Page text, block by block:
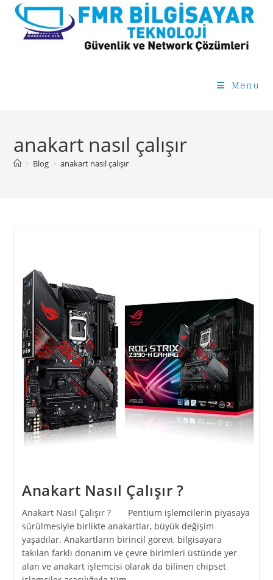
Skip
content
Menu
anakart nasıl çalışır
> Blog > anakart nasıl çalışır
Anakart Nasıl Çalışır ?
Anakart Nasıl Çalışır ? Pentium işlemcilerin piyasaya
sürülmesiyle birlikte anakartlar, büyük değişim
yaşadılar. Anakartların birincil görevi, bilgisayara
takılan farklı donanım ve çevre birimleri üstünde yer
alan ve anakart işlemcisi olarak da bilinen chipset